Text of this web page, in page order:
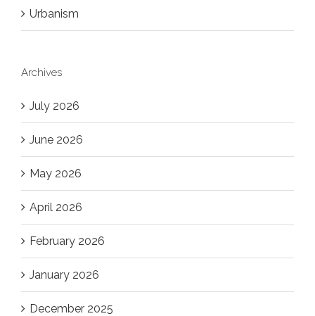
Urbanism
Archives
July 2026
June 2026
May 2026
April 2026
February 2026
January 2026
December 2025